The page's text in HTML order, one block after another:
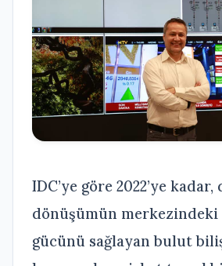
IDC’ye göre 2022’ye
dönüşümün
gücünü sağlayan bulut